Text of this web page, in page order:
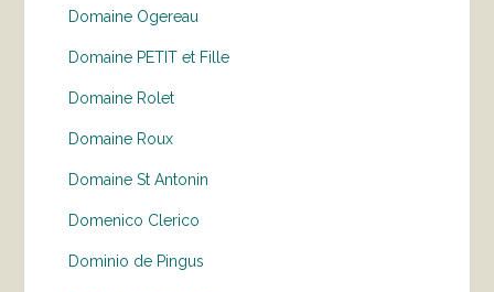
Domaine Ogereau
Domaine PETIT et Fille
Domaine Rolet
Domaine Roux
Domaine St Antonin
Domenico Clerico
Dominio de Pingus